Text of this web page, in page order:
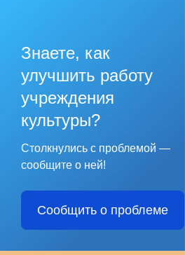
Знаете, как
улучшить работу
учреждения
культуры?
Столкнулись с проблемой —
сообщите о ней!
Сообщить о проблеме